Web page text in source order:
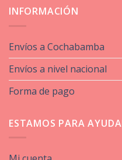
INFORMACIÓN
Envíos a Cochabamba
Envíos a nivel nacional
Forma de pago
ESTAMOS PARA